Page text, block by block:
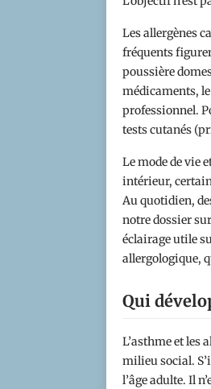
Les allergènes
fréquents
poussière
médicaments,
professionnel.
tests cutanés
Le mode de vie
intérieur,
Au quotidien,
notre dossier sur
éclairage utile
allergologique,
Qui
L’asthme et les
milieu social.
l’âge adulte. Il